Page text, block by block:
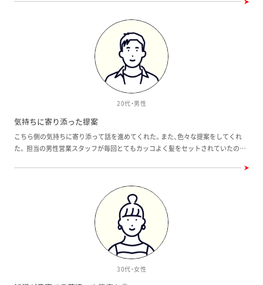
してしまった感じがして申し訳なかったです。いつまでにオプションの見積もり
をお願いすれば、契約までに間に合う（考える時間含め）か少し分かりにくかった
部分もありました。 まだお若い割にはしっかりされていますし、とても感じの良
い方なのでもっと年数が経って経験をつめば、もっと素敵な営業スタッフさんに
20代・男性
気持ちに寄り添った提案
こちら側の気持ちに寄り添って話を進めてくれた。また、色々な提案をしてくれ
た。 担当の男性営業スタッフが毎回とてもカッコよく髪をセットされていたの
30代・女性